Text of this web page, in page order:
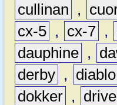
cullinan
,
cx-5 , cx-7 ,
dauphine ,
derby , diablo
dokker , drive